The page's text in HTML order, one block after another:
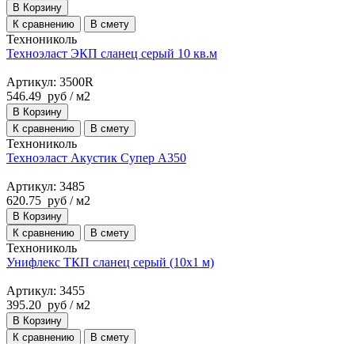
В Корзину
К сравнению
В смету
Технониколь
Техноэласт ЭКП сланец серый 10 кв.м
Артикул: 3500R
546.49 руб / м2
В Корзину
К сравнению
В смету
Технониколь
Техноэласт Акустик Супер А350
Артикул: 3485
620.75 руб / м2
В Корзину
К сравнению
В смету
Технониколь
Унифлекс ТКП сланец серый (10х1 м)
Артикул: 3455
395.20 руб / м2
В Корзину
К сравнению
В смету